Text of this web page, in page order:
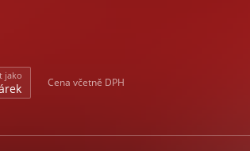
jako
Cena včetně DPH